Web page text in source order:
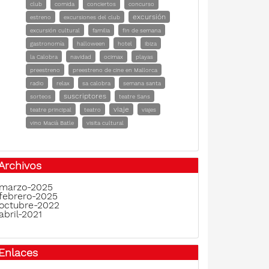
club comida conciertos
concurso
estreno
excursiones del club excursión
excursión cultural familia
fin de semana
gastronomía
halloween hotel
ibiza
la Calobra
navidad ocimax
playas
preestreno
preestreno de cine en Mallorca
radio
relax sa calobra
semana santa
sorteos
suscriptores
teatre Sans
teatre principal
teatro viaje
viajes
vino Macià Batle
visita cultural
2025
2025
2022
2021